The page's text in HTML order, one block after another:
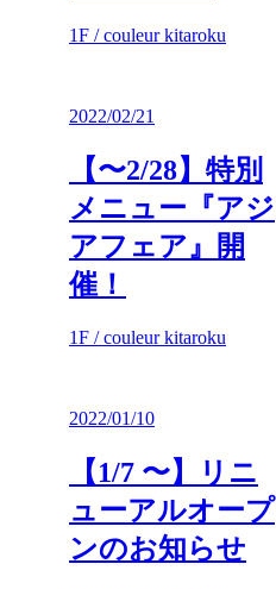
1F / couleur kitaroku
2022/02/21
【〜2/28】特別
メニュー『アジ
アフェア』開
催！
1F / couleur kitaroku
2022/01/10
【1/7 〜】リニ
ューアルオープ
ンのお知らせ